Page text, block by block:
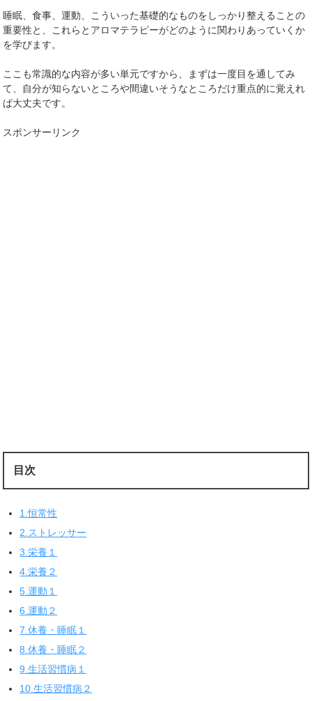
睡眠、食事、運動、こういった基礎的なものをしっかり整えることの
重要性と、これらとアロマテラピーがどのように関わりあっていくか
を学びます。
ここも常識的な内容が多い単元ですから、まずは一度目を通してみ
て、 自分が知らないところや間違いそうなところだけ重点的に覚えれ
ば大丈夫です。
スポンサーリンク
目次
1.恒常性
2.ストレッサー
3.栄養１
4.栄養２
5.運動１
6.運動２
7.休養・睡眠１
8.休養・睡眠２
9.生活習慣病１
10.生活習慣病２